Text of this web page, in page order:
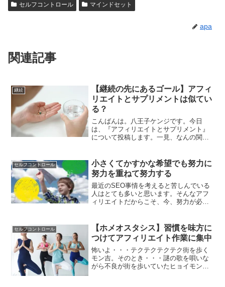
セルフコントロール マインドセット
apa
関連記事
継続
【継続の先にあるゴール】アフィ
リエイトとサプリメントは似てい
る？
こんばんは。八王子ケンジです。今日
は、『アフィリエイトとサプリメント』
について投稿します。一見、なんの関係
トとサプリメントはとても似ている存在
だと思っています。効果を出...
セルフコントロール
小さくてかすかな希望でも努力に
努力を重ねて努力する
最近のSEO事情を考えると苦しんでいる
人はとても多いと思います。そんなアフ
ィリエイトだからこそ、今、努力が必要
ける。そうした気持ちがとても大切で
す。
セルフコントロール
【ホメオスタシス】習慣を味方に
つけてアフィリエイト作業に集中
怖いよ・・・テクテクテクテク街を歩く
モン吉。そのとき・・・謎の歌を唄いな
がら不良が街を歩いていたヒョイモン吉